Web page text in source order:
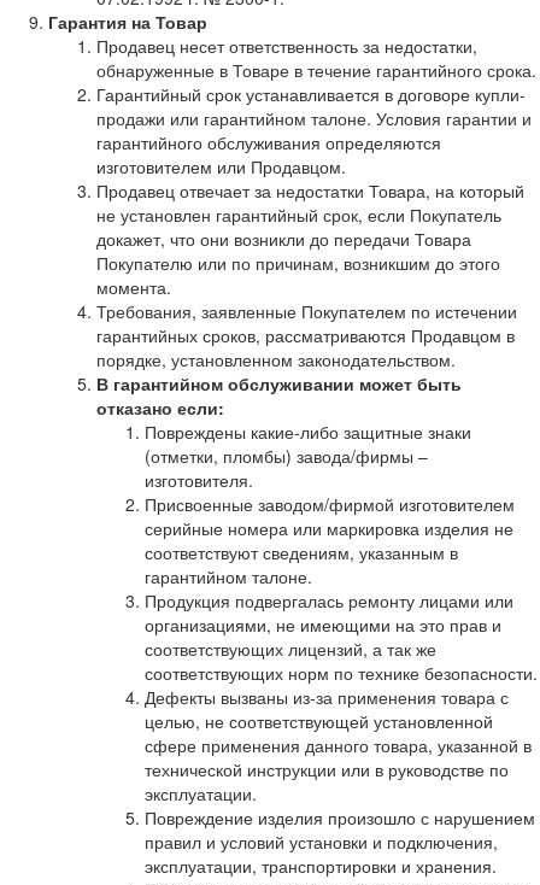
Гарантия на Товар
Продавец несет ответственность за недостатки,
обнаруженные в Товаре в течение гарантийного срока.
Гарантийный срок устанавливается в договоре купли-
продажи или гарантийном талоне. Условия гарантии и
гарантийного обслуживания определяются
изготовителем или Продавцом.
Продавец отвечает за недостатки Товара, на который
не установлен гарантийный срок, если Покупатель
докажет, что они возникли до передачи Товара
Покупателю или по причинам, возникшим до этого
момента.
Требования, заявленные Покупателем по истечении
гарантийных сроков, рассматриваются Продавцом в
порядке, установленном законодательством.
В гарантийном обслуживании может быть
отказано если:
Повреждены какие-либо защитные знаки
(отметки, пломбы) завода/фирмы –
изготовителя.
Присвоенные заводом/фирмой изготовителем
серийные номера или маркировка изделия не
соответствуют сведениям, указанным в
гарантийном талоне.
Продукция подвергалась ремонту лицами или
организациями, не имеющими на это прав и
соответствующих лицензий, а так же
соответствующих норм по технике безопасности.
Дефекты вызваны из-за применения товара с
целью, не соответствующей установленной
сфере применения данного товара, указанной в
технической инструкции или в руководстве по
эксплуатации.
Повреждение изделия произошло с нарушением
правил и условий установки и подключения,
эксплуатации, транспортировки и хранения.